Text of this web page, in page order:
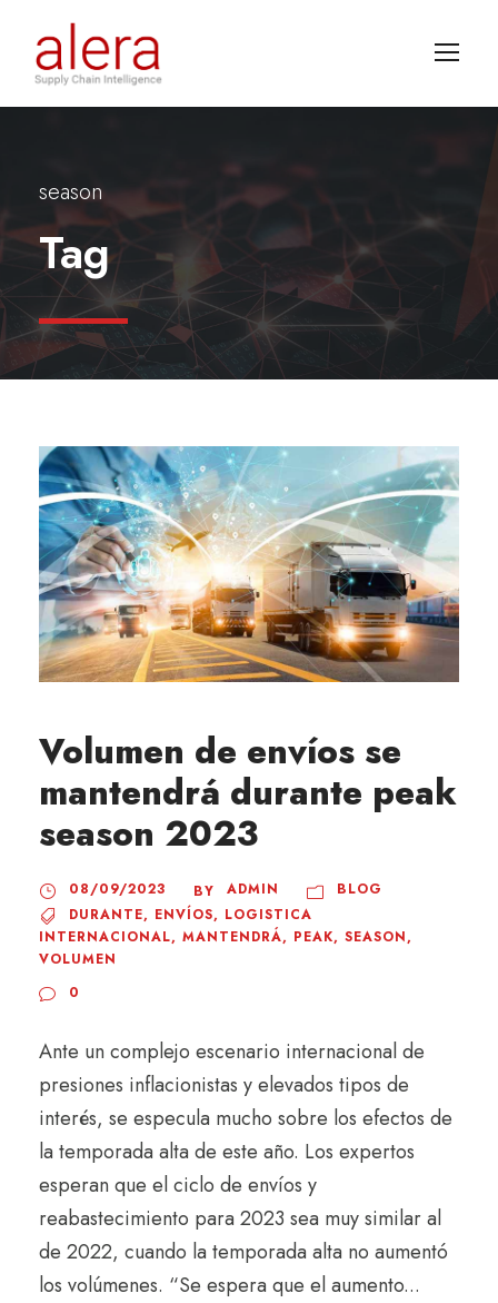
season
Tag
Volumen de envíos se
mantendrá durante peak
season 2023
08/09/2023 BY ADMIN
BLOG
DURANTE, ENVÍOS, LOGISTICA
INTERNACIONAL, MANTENDRÁ, PEAK, SEASON,
VOLUMEN
0
Ante un complejo escenario internacional de
presiones inflacionistas y elevados tipos de
interés, se especula mucho sobre los efectos de
la temporada alta de este año. Los expertos
esperan que el ciclo de envíos y
reabastecimiento para 2023 sea muy similar al
de 2022, cuando la temporada alta no aumentó
los volúmenes. “Se espera que el aumento...